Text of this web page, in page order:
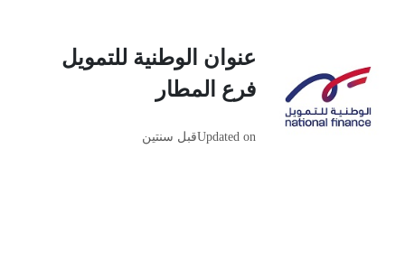
عنوان الوطنية للتمويل
فرع المطار
Updated onقبل سنتين